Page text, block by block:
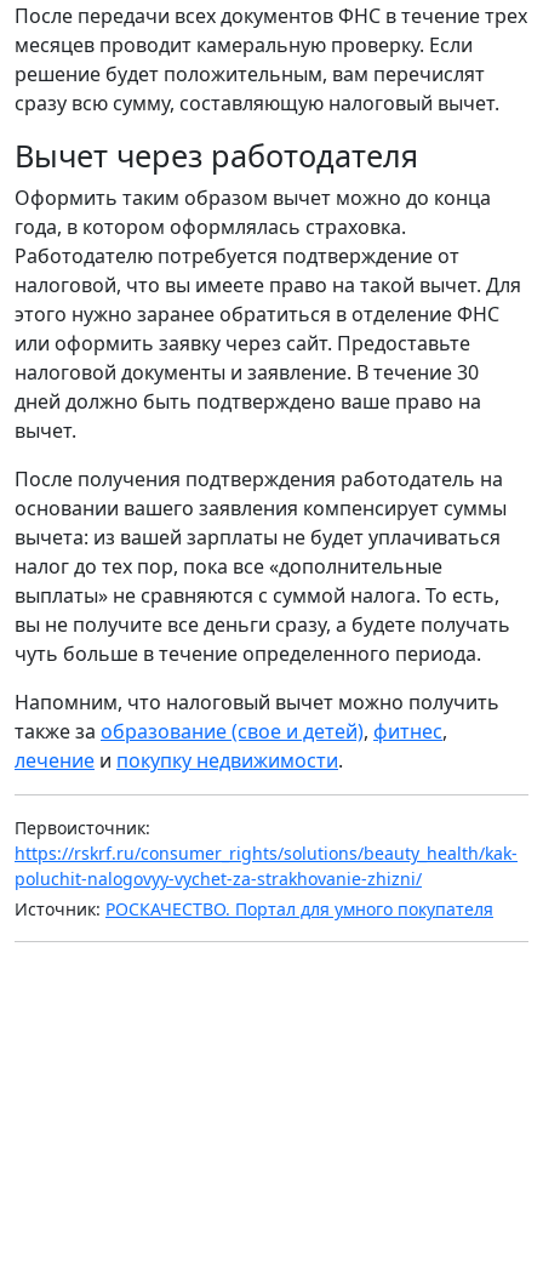
После передачи всех документов ФНС в течение трех
месяцев проводит камеральную проверку. Если
решение будет положительным, вам перечислят
сразу всю сумму, составляющую налоговый вычет.
Вычет через работодателя
Оформить таким образом вычет можно до конца
года, в котором оформлялась страховка.
Работодателю потребуется подтверждение от
налоговой, что вы имеете право на такой вычет. Для
этого нужно заранее обратиться в отделение ФНС
или оформить заявку через сайт. Предоставьте
налоговой документы и заявление. В течение 30
дней должно быть подтверждено ваше право на
вычет.
После получения подтверждения работодатель на
основании вашего заявления компенсирует суммы
вычета: из вашей зарплаты не будет уплачиваться
налог до тех пор, пока все «дополнительные
выплаты» не сравняются с суммой налога. То есть,
вы не получите все деньги сразу, а будете получать
чуть больше в течение определенного периода.
Напомним, что налоговый вычет можно получить
также за образование (свое и детей), фитнес,
лечение и покупку недвижимости.
Первоисточник:
https://rskrf.ru/consumer_rights/solutions/beauty_health/kak-
poluchit-nalogovyy-vychet-za-strakhovanie-zhizni/
Источник: РОСКАЧЕСТВО. Портал для умного покупателя